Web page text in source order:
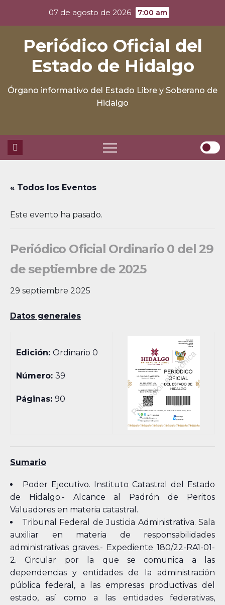
07 de agosto de 2026 7:00 am
Periódico Oficial del
Estado de Hidalgo
Órgano informativo del Estado Libre y Soberano de
Hidalgo
« Todos los Eventos
Este evento ha pasado.
Periódico Oficial Ordinario 0 del 29
de septiembre de 2025
29 septiembre 2025
Datos generales
Edición:Ordinario 0
Número:39
Páginas:90
Sumario
Poder Ejecutivo. Instituto Catastral del Estado
de Hidalgo.- Alcance al Padrón de Peritos
Valuadores en materia catastral.
Tribunal Federal de Justicia Administrativa. Sala
auxiliar en materia de responsabilidades
administrativas graves.- Expediente 180/22-RA1-01-
2. Circular por la que se comunica a las
dependencias y entidades de la administración
pública federal, a las empresas productivas del
estado, así como a las entidades federativas,